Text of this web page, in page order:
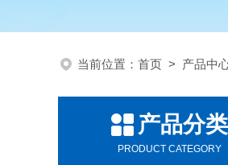
当前位置： 首页 > 产品中
产品分类
PRODUCT CATEGORY